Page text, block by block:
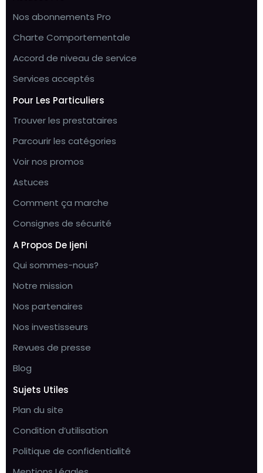
Nos abonnements Pro
Charte Comportementale
Accord de niveau de service
Services acceptés
Pour Les Particuliers
Trouver les prestataires
Parcourir les catégories
Voir nos promos
Astuces
Comment ça marche
Consignes de sécurité
A Propos De Ijeni
Qui sommes-nous?
Notre mission
Nos partenaires
Nos investisseurs
Revues de presse
Blog
Sujets Utiles
Plan du site
Condition d’utilisation
Politique de confidentialité